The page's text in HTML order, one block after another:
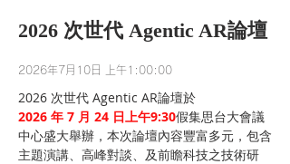
2026 次世代 Agentic AR論壇
2026年7月10日 上午1:00:00
2026 次世代 Agentic AR論壇於
2026 年 7 月 24 日上午9:30假集思台大會議
中心盛大舉辦，本次論壇內容豐富多元，包含
主題演講、高峰對談、及前瞻科技之技術研